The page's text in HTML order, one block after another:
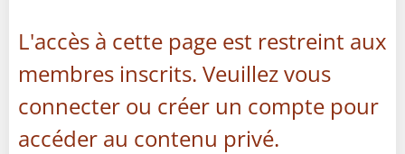
L'accès à cette page est restreint aux
membres inscrits. Veuillez vous
connecter ou créer un compte pour
accéder au contenu privé.